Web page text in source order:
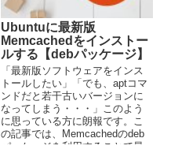
Ubuntuに最新版
Memcachedをインストー
ルする【debパッケージ】
「最新版ソフトウェアをインス
トールしたい」「でも、aptコマ
ンドだと若干古いバージョンに
なってしまう・・・」このよう
に思っている方に朗報です。こ
の記事では、Memcachedのdeb
パッケージを利用することで最